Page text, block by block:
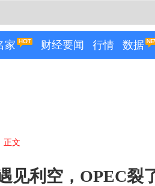
家 财经要闻 行情 数据
正文
见利空，OPEC裂